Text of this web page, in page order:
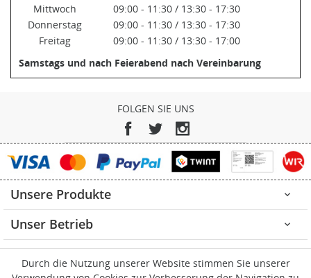
Mittwoch
09:00 - 11:30 / 13:30 - 17:30
Donnerstag
09:00 - 11:30 / 13:30 - 17:30
Freitag
09:00 - 11:30 / 13:30 - 17:00
Samstags und nach Feierabend nach Vereinbarung
FOLGEN SIE UNS
Facebook
TwitterInstagram
Unsere Produkte 
Unser Betrieb 
Ihr Konto
Durch die Nutzung unserer Website stimmen Sie unserer